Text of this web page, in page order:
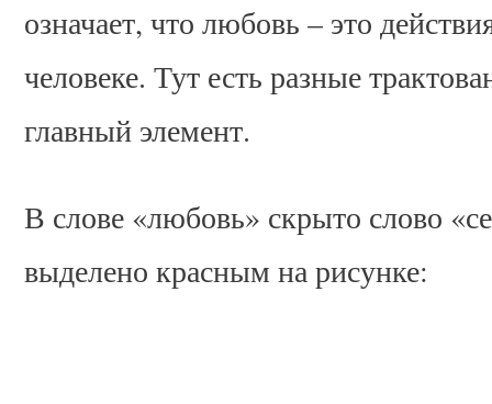
означает, что любовь – это
человеке. Тут есть разные
главный элемент.
В слове «любовь» скрыто слово
выделено красным на рисунке: